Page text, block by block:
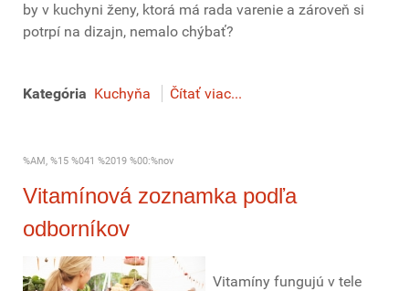
by v kuchyni ženy, ktorá má rada varenie a zároveň si
potrpí na dizajn, nemalo chýbať?
Kategória Kuchyňa Čítať viac...
%AM, %15 %041 %2019 %00:%nov
Vitamínová zoznamka podľa
odborníkov
Vitamíny fungujú v tele